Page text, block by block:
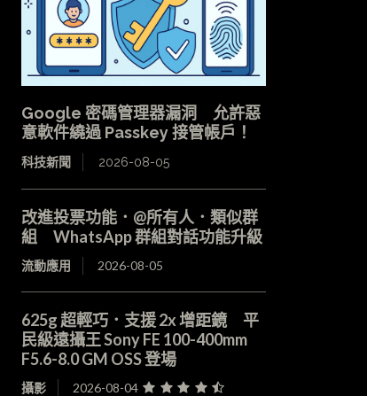
Google 密碼管理器漏洞 允許惡
意軟件繞過 Passkey 接管帳戶！
科技新聞 2026-08-05
改進投票功能．@所有人．類似群
組 WhatsApp 群組對話功能升級
流動應用 2026-08-05
625g 超輕巧．支援 2x 增距鏡 平
民級遠攝王 Sony FE 100-400mm
F5.6-8.0 GM OSS 登場
攝影 2026-08-04